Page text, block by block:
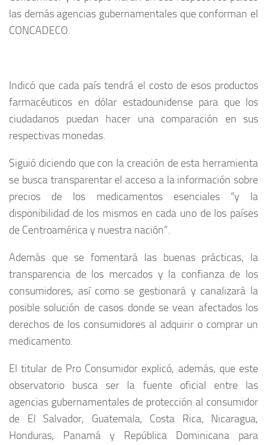
las demás agencias gubernamentales que conforman el
CONCADECO.
Indicó que cada país tendrá el costo de esos productos
farmacéuticos en dólar estadounidense para que los
ciudadanos puedan hacer una comparación en sus
respectivas monedas.
Siguió diciendo que con la creación de esta herramienta
se busca transparentar el acceso a la información sobre
precios de los medicamentos esenciales “y la
disponibilidad de los mismos en cada uno de los países
de Centroamérica y nuestra nación”.
Además que se fomentará las buenas prácticas, la
transparencia de los mercados y la confianza de los
consumidores, así como se gestionará y canalizará la
posible solución de casos donde se vean afectados los
derechos de los consumidores al adquirir o comprar un
medicamento.
El titular de Pro Consumidor explicó, además, que este
observatorio busca ser la fuente oficial entre las
agencias gubernamentales de protección al consumidor
de El Salvador, Guatemala, Costa Rica, Nicaragua,
Honduras, Panamá y República Dominicana para